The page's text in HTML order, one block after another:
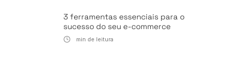
3 ferramentas essenciais para o
sucesso do seu e-commerce
min de leitura